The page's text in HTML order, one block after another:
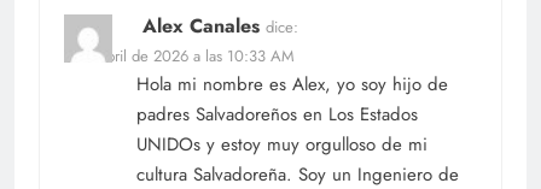
Alex Canales dice:
9 de abril de 2026 a las 10:33 AM
Hola mi nombre es Alex, yo soy hijo de
padres Salvadoreños en Los Estados
UNIDOs y estoy muy orgulloso de mi
cultura Salvadoreña. Soy un Ingeniero de